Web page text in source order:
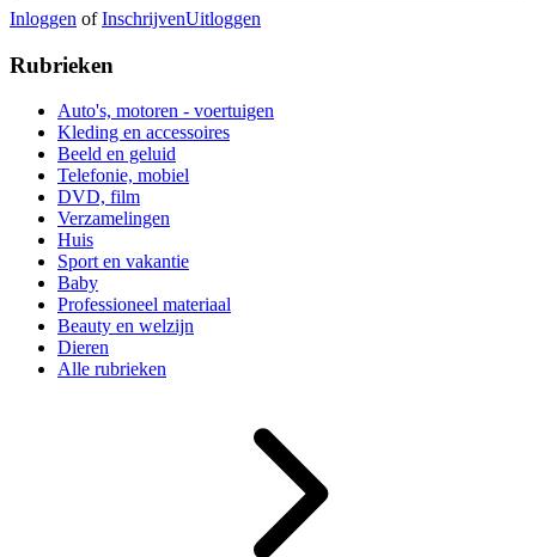
Inloggen ofInschrijvenUitloggen
Rubrieken
Auto's, motoren - voertuigen
Kleding en accessoires
Beeld en geluid
Telefonie, mobiel
DVD, film
Verzamelingen
Huis
Sport en vakantie
Baby
Professioneel materiaal
Beauty en welzijn
Dieren
Alle rubrieken